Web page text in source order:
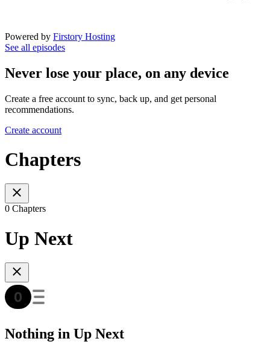
Powered by Firstory Hosting
See all episodes
Never lose your place, on any device
Create a free account to sync, back up, and get personal
recommendations.
Create account
Chapters
0 Chapters
Up Next
Nothing in Up Next